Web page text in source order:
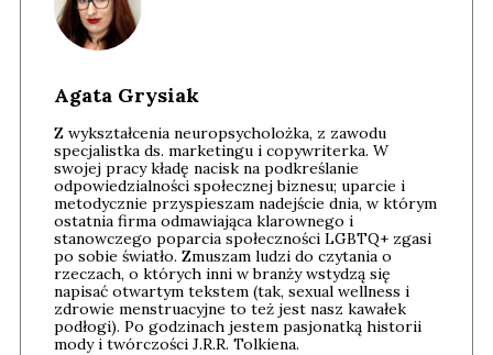
Agata Grysiak
Z wykształcenia neuropsycholożka, z zawodu
specjalistka ds. marketingu i copywriterka. W
swojej pracy kładę nacisk na podkreślanie
odpowiedzialności społecznej biznesu; uparcie i
metodycznie przyspieszam nadejście dnia, w którym
ostatnia firma odmawiająca klarownego i
stanowczego poparcia społeczności LGBTQ+ zgasi
po sobie światło. Zmuszam ludzi do czytania o
rzeczach, o których inni w branży wstydzą się
napisać otwartym tekstem (tak, sexual wellness i
zdrowie menstruacyjne to też jest nasz kawałek
podłogi). Po godzinach jestem pasjonatką historii
mody i twórczości J.R.R. Tolkiena.